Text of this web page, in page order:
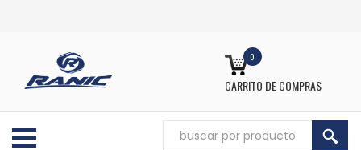
0
CARRITO DE COMPRAS